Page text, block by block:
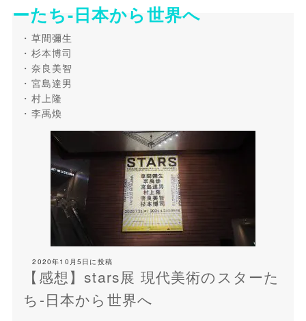
ーたち-日本から世界へ
草間彌生
杉本博司
奈良美智
宮島達男
村上隆
李禹煥
2020年10月5日 に投稿
【感想】stars展 現代美術のスターた
ち-日本から世界へ